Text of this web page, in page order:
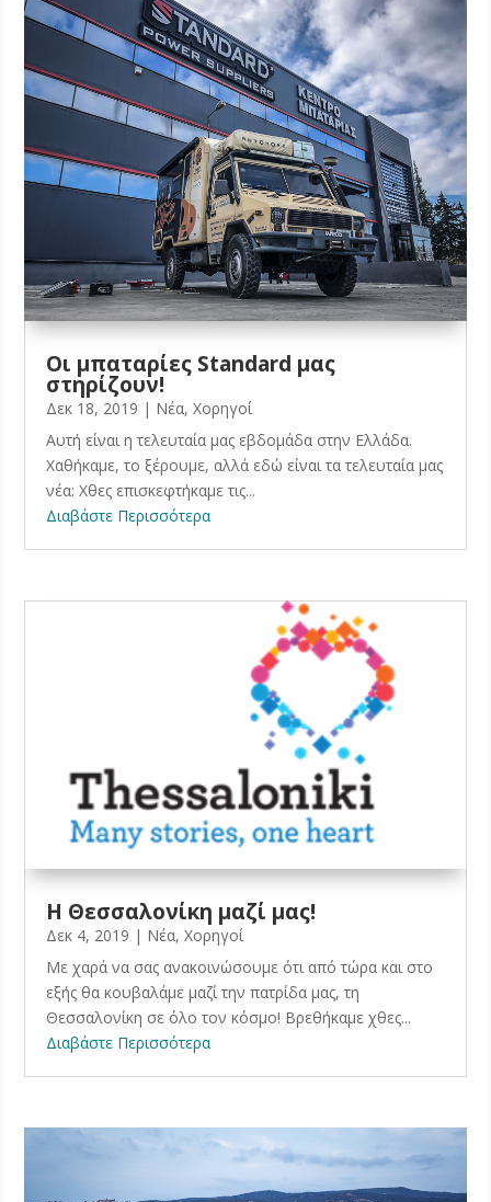
Οι μπαταρίες Standard μας
στηρίζουν!
Δεκ 18, 2019 | Νέα,Χορηγοί
Αυτή είναι η τελευταία μας εβδομάδα στην Ελλάδα.
Χαθήκαμε, το ξέρουμε, αλλά εδώ είναι τα τελευταία μας
νέα: Χθες επισκεφτήκαμε τις...
Διαβάστε Περισσότερα
Η Θεσσαλονίκη μαζί μας!
Δεκ 4, 2019 | Νέα,Χορηγοί
Με χαρά να σας ανακοινώσουμε ότι από τώρα και στο
εξής θα κουβαλάμε μαζί την πατρίδα μας, τη
Θεσσαλονίκη σε όλο τον κόσμο! Βρεθήκαμε χθες...
Διαβάστε Περισσότερα